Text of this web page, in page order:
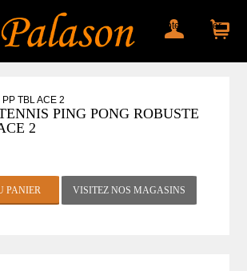
Mon compteMon panier
TBL ACE 2
PING PONG ROBUSTE
2
VISITEZ NOS MAGASINS